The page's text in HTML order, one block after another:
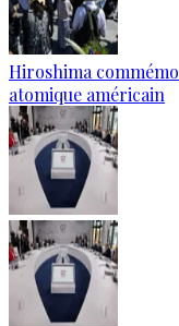
Hiroshima
atomique américain